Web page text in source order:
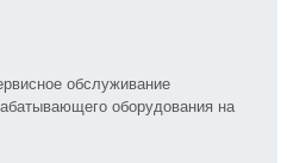
обслуживание
оборудования на